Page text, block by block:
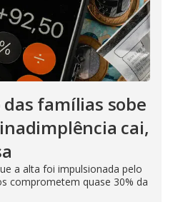
famílias sobe
cai,
a alta foi impulsionada pelo
comprometem quase 30% da